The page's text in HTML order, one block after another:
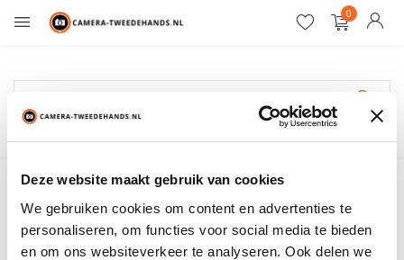
Deze website maakt gebruik van cookies
We gebruiken cookies om content en advertenties te
personaliseren, om functies voor social media te bieden
en om ons websiteverkeer te analyseren. Ook delen we
0
Delkin
Filter Sorteren op: